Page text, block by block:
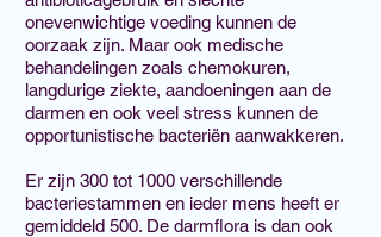
onevenwichtige voeding kunnen de
oorzaak zijn. Maar ook medische
behandelingen zoals chemokuren,
langdurige ziekte, aandoeningen aan de
darmen en ook veel stress kunnen de
opportunistische bacteriën aanwakkeren.
Er zijn 300 tot 1000 verschillende
bacteriestammen en ieder mens heeft er
gemiddeld 500. De darmflora is dan ook